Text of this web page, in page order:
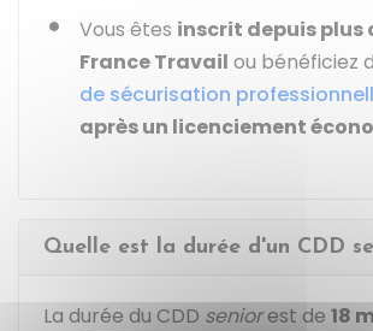
Vous êtes inscrit depuis plus
France Travail ou bénéficiez
de sécurisation
après un licenciement
Quelle est la durée d'un CDD
La durée du CDD seniorest de 18